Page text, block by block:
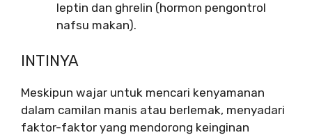
leptin dan ghrelin (hormon pengontrol
nafsu makan).
INTINYA
Meskipun wajar untuk mencari kenyamanan
dalam camilan manis atau berlemak, menyadari
faktor-faktor yang mendorong keinginan